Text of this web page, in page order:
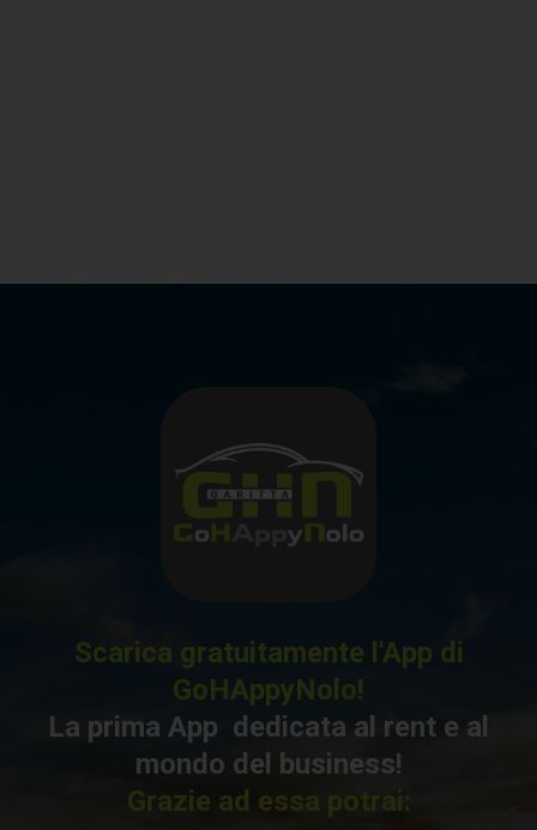
Scarica gratuitamente l'App di
GoHAppyNolo!
La prima App dedicata al rent e al
mondo del business!
Grazie ad essa potrai: